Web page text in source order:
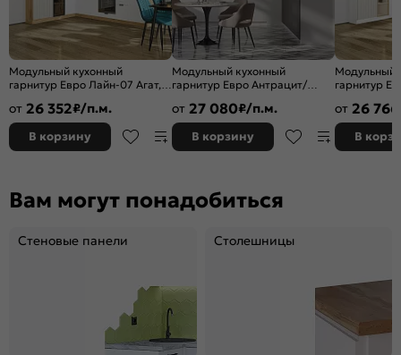
Модульный кухонный
гарнитур Евро Лайн-07 Агат,
2340x2000/3000x600
от 26 352₽/п.м.
В корзину
Модульный кухонный
гарнитур Евро Антрацит/
от 27 080₽/п.м.
В корзину
Модульный
гарнитур
от 26 766
В
Вам могут понадобиться
Стеновые панели Столешницы